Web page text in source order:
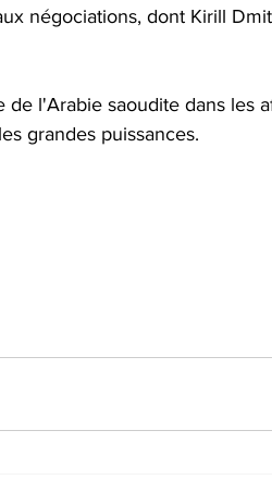
négociations, dont Kirill
de l'Arabie saoudite dans les
grandes puissances.